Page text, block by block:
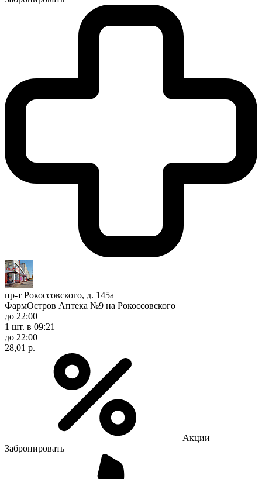
пр-т Рокоссовского, д. 145а
ФармОстров Аптека №9 на Рокоссовского
до 22:00
1 шт. в 09:21
до 22:00
28,01 р.
Акции
Забронировать